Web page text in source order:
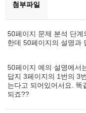
첨부파일
50페이지 문제 분석 단
한데 50페이지의 설명과
50페이지 예의 설명에서
답지 3페이지의 1번의 3
는다고 되어있어서요. 똑
되죠??